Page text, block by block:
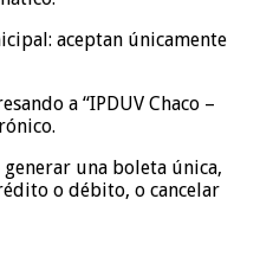
aceptan únicamente
a “IPDUV Chaco –
una boleta única,
o débito, o cancelar